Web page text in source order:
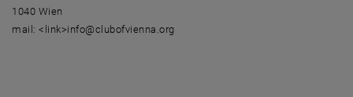
1040 Wien
mail: <link>info@clubofvienna.org